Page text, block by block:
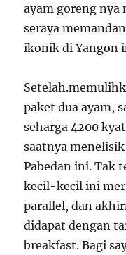
ayam goreng
seraya
ikonik di Yangon
paket dua ayam,
seharga 4200
saatnya
Pabedan ini. Tak
kecil-kecil ini
parallel, dan
didapat dengan
breakfast. Bagi